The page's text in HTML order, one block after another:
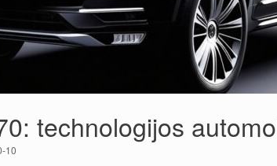
technologijos
10